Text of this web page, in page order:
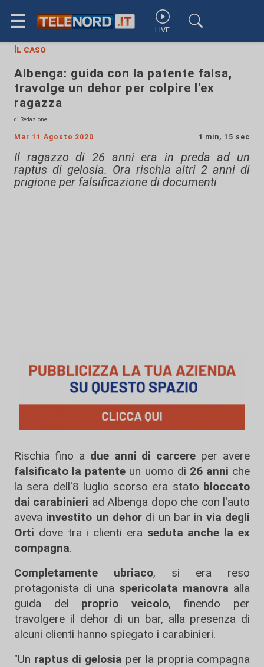
☰ LIVE
Il caso
Albenga: guida con la patente falsa,
travolge un dehor per colpire l'ex
ragazza
di Redazione
Mar 11 Agosto 2020 1 min, 15 sec
Il ragazzo di 26 anni era in preda ad un
raptus di gelosia. Ora rischia altri 2 anni di
prigione per falsificazione di documenti
Rischia fino a due anni di carcere per avere
falsificato la patente un uomo di 26 anni che
la sera dell'8 luglio scorso era stato bloccato
dai carabinieri ad Albenga dopo che con l'auto
aveva investito un dehor di un bar in via degli
Orti dove tra i clienti era seduta anche la ex
compagna.
Completamente ubriaco, si era reso
protagonista di una spericolata manovra alla
guida del proprio veicolo, finendo per
travolgere il dehor di un bar, alla presenza di
alcuni clienti hanno spiegato i carabinieri.
"Un raptus di gelosia per la propria compagna